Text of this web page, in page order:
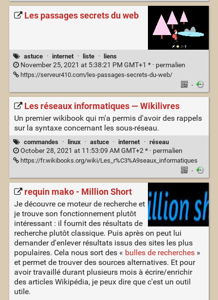
Les passages secrets du web
astuce · internet · liste · liens
November 25, 2021 at 5:38:21 PM GMT+1 * · permalien
https://serveur410.com/les-passages-secrets-du-web/
·
Les réseaux informatiques — Wikilivres
Un premier wikibook qui m'a permis d'avoir des rappels
sur la syntaxe concernant les sous-réseau.
commandes · linux · astuce · internet · réseau
October 28, 2021 at 11:53:09 AM GMT+2 * · permalien
https://fr.wikibooks.org/wiki/Les_r%C3%A9seaux_informatiques
·
requin mako - Million Short
Je découvre ce moteur de recherche et
je trouve son fonctionnement plutôt
intéressant : il fournit des résultats de
recherche plutôt classique. Puis après on peut lui
demander d'enlever résultats issus des sites les plus
populaires. Cela nous sort des « bulles de recherches»
et permet de trouver des sources alternatives. Et pour
avoir travaillé durant plusieurs mois à écrire/enrichir
des articles Wikipédia, je peux dire que c'est un outil
utile.